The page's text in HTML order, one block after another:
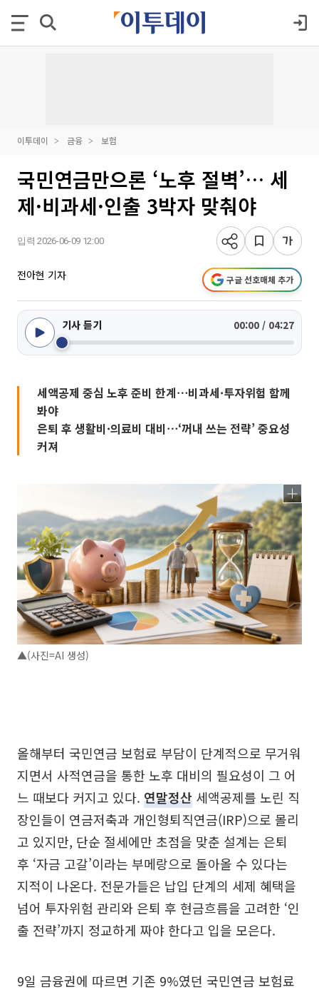
이투데이 금융 보험
국민연금만으론 ‘노후 절벽’… 세
제·비과세·인출 3박자 맞춰야
입력 2026-06-09 12:00
전아현 기자 구글 선호매체 추가
기사 듣기 00:00 / 04:27
세액공제 중심 노후 준비 한계⋯비과세·투자위험 함께
봐야
은퇴 후 생활비·의료비 대비⋯‘꺼내 쓰는 전략’ 중요성
커져
▲(사진=AI 생성)
올해부터 국민연금 보험료 부담이 단계적으로 무거워
지면서 사적연금을 통한 노후 대비의 필요성이 그 어
느 때보다 커지고 있다. 연말정산 세액공제를 노린 직
장인들이 연금저축과 개인형퇴직연금(IRP)으로 몰리
고 있지만, 단순 절세에만 초점을 맞춘 설계는 은퇴
후 ‘자금 고갈’이라는 부메랑으로 돌아올 수 있다는
지적이 나온다. 전문가들은 납입 단계의 세제 혜택을
넘어 투자위험 관리와 은퇴 후 현금흐름을 고려한 ‘인
출 전략’까지 정교하게 짜야 한다고 입을 모은다.
9일 금융권에 따르면 기존 9%였던 국민연금 보험료